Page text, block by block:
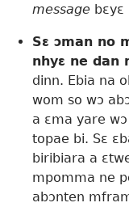
message bɛyɛ
Sɛ ɔman no
nhyɛ ne dan
dinn. Ebia na
wom so wɔ
a ɛma yare
topae bi. Sɛ
biribiara a
mpomma ne
abɔnten